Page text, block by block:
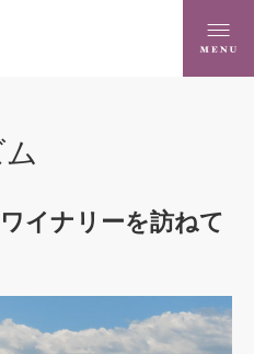
イナリーを訪ねて